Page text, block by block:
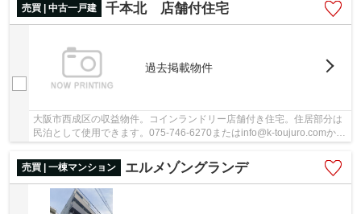
売買 | 中古一戸建
千本北 店舗付住宅
過去掲載物件
大阪市西成区の収益物件。コインランドリー店舗付き住宅。住居部分は
民泊として使用できます。075-746-6270またはinfo@k-toujuro.comから
売買 | 一棟マンション
エルメゾングランデ